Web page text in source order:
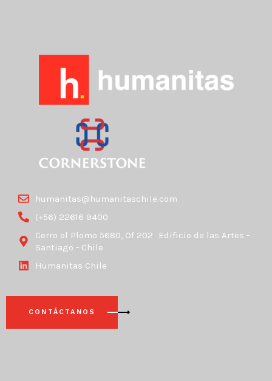
humanitas@humanitaschile.com
(+56) 22616 9400
Cerro el Plomo 5680, Of 202 Edificio de las Artes -
Santiago - Chile
Humanitas Chile
CONTÁCTANOS